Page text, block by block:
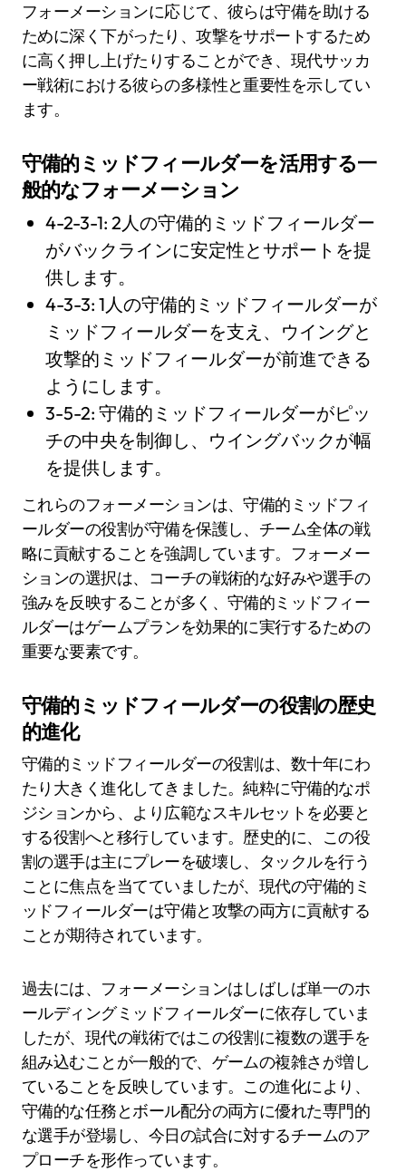
フォーメーションに応じて、彼らは守備を助ける
ために深く下がったり、攻撃をサポートするため
に高く押し上げたりすることができ、現代サッカ
ー戦術における彼らの多様性と重要性を示してい
ます。
守備的ミッドフィールダーを活用する一
般的なフォーメーション
4-2-3-1: 2人の守備的ミッドフィールダー
がバックラインに安定性とサポートを提
供します。
4-3-3: 1人の守備的ミッドフィールダーが
ミッドフィールダーを支え、ウイングと
攻撃的ミッドフィールダーが前進できる
ようにします。
3-5-2: 守備的ミッドフィールダーがピッ
チの中央を制御し、ウイングバックが幅
を提供します。
これらのフォーメーションは、守備的ミッドフィ
ールダーの役割が守備を保護し、チーム全体の戦
略に貢献することを強調しています。フォーメー
ションの選択は、コーチの戦術的な好みや選手の
強みを反映することが多く、守備的ミッドフィー
ルダーはゲームプランを効果的に実行するための
重要な要素です。
守備的ミッドフィールダーの役割の歴史
的進化
守備的ミッドフィールダーの役割は、数十年にわ
たり大きく進化してきました。純粋に守備的なポ
ジションから、より広範なスキルセットを必要と
する役割へと移行しています。歴史的に、この役
割の選手は主にプレーを破壊し、タックルを行う
ことに焦点を当てていましたが、現代の守備的ミ
ッドフィールダーは守備と攻撃の両方に貢献する
ことが期待されています。
過去には、フォーメーションはしばしば単一のホ
ールディングミッドフィールダーに依存していま
したが、現代の戦術ではこの役割に複数の選手を
組み込むことが一般的で、ゲームの複雑さが増し
ていることを反映しています。この進化により、
守備的な任務とボール配分の両方に優れた専門的
な選手が登場し、今日の試合に対するチームのア
プローチを形作っています。